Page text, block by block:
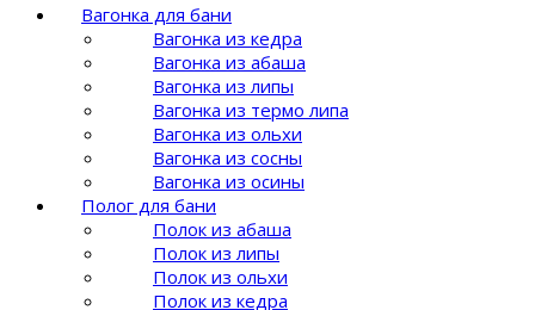
Вагонка для бани
Вагонка из кедра
Вагонка из абаша
Вагонка из липы
Вагонка из термо липа
Вагонка из ольхи
Вагонка из сосны
Вагонка из осины
Полог для бани
Полок из абаша
Полок из липы
Полок из ольхи
Полок из кедра